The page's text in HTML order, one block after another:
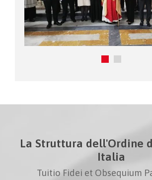
La Struttura dell'Ordine
Italia
Tuitio Fidei et Obsequium